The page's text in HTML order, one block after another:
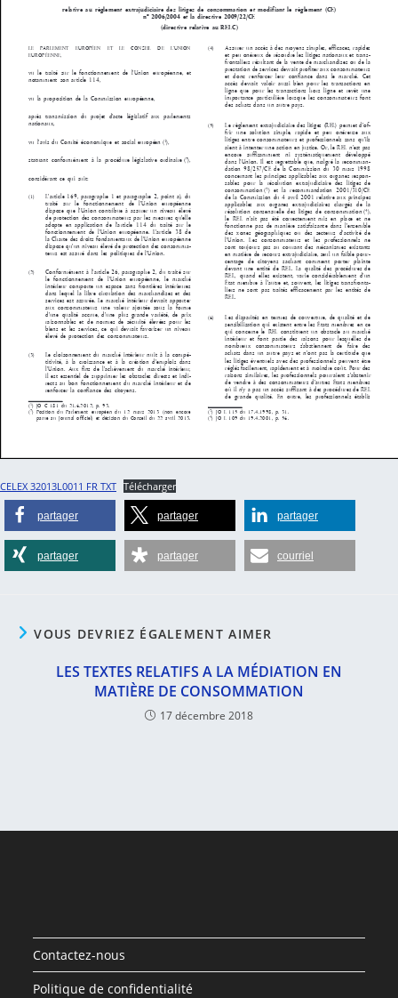
CELEX 32013L0011 FR TXT Télécharger
partager partager partager
partager partager courriel
VOUS DEVRIEZ ÉGALEMENT AIMER
LES TEXTES RELATIFS A LA MÉDIATION EN
MATIÈRE DE CONSOMMATION
17 décembre 2018
Contactez-nous
Politique de confidentialité